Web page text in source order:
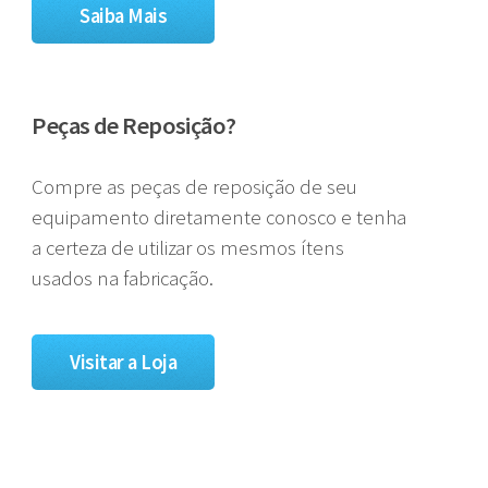
Saiba Mais
Peças de Reposição?
Compre as peças de reposição de seu
equipamento diretamente conosco e tenha
a certeza de utilizar os mesmos ítens
usados na fabricação.
Visitar a Loja